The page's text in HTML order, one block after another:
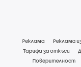
Реклама Реклама
Тарифа за откъси
Поверителност